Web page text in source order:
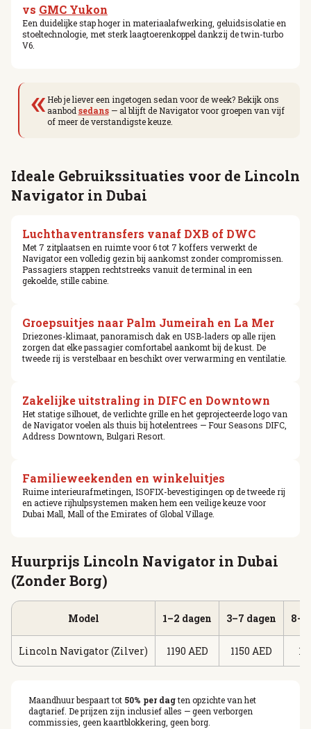
vs GMC Yukon
Een duidelijke stap hoger in materiaalafwerking, geluidsisolatie en
stoeltechnologie, met sterk laagtoerenkoppel dankzij de twin-turbo
V6.
«Heb je liever een ingetogen sedan voor de week? Bekijk ons
aanbodsedans— al blijft de Navigator voor groepen van vijf
of meer de verstandigste keuze.
Ideale Gebruikssituaties voor de Lincoln
Navigator in Dubai
Luchthaventransfers vanaf DXB of DWC
Met 7 zitplaatsen en ruimte voor 6 tot 7 koffers verwerkt de
Navigator een volledig gezin bij aankomst zonder compromissen.
Passagiers stappen rechtstreeks vanuit de terminal in een
gekoelde, stille cabine.
Groepsuitjes naar Palm Jumeirah en La Mer
Driezones-klimaat, panoramisch dak en USB-laders op alle rijen
zorgen dat elke passagier comfortabel aankomt bij de kust. De
tweede rij is verstelbaar en beschikt over verwarming en ventilatie.
Zakelijke uitstraling in DIFC en Downtown
Het statige silhouet, de verlichte grille en het geprojecteerde logo van
de Navigator voelen als thuis bij hotelentrees — Four Seasons DIFC,
Address Downtown, Bulgari Resort.
Familieweekenden en winkeluitjes
Ruime interieurafmetingen, ISOFIX-bevestigingen op de tweede rij
en actieve rijhulpsystemen maken hem een veilige keuze voor
Dubai Mall, Mall of the Emirates of Global Village.
Huurprijs Lincoln Navigator in Dubai
(Zonder Borg)
Model 1–2 dagen 3–7 dagen
Lincoln Navigator (Zilver) 1190 AED 1150 AED
Maandhuur bespaart tot 50% per dagten opzichte van het
dagtarief. De prijzen zijn inclusief alles — geen verborgen
commissies, geen kaartblokkering, geen borg.